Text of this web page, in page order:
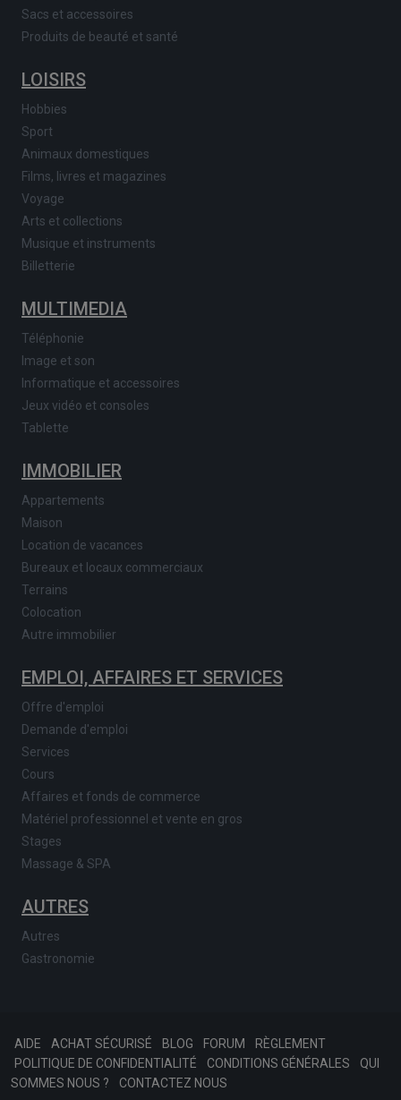
Sacs et accessoires
Produits de beauté et santé
LOISIRS
Hobbies
Sport
Animaux domestiques
Films, livres et magazines
Voyage
Arts et collections
Musique et instruments
Billetterie
MULTIMEDIA
Téléphonie
Image et son
Informatique et accessoires
Jeux vidéo et consoles
Tablette
IMMOBILIER
Appartements
Maison
Location de vacances
Bureaux et locaux commerciaux
Terrains
Colocation
Autre immobilier
EMPLOI, AFFAIRES ET SERVICES
Offre d'emploi
Demande d'emploi
Services
Cours
Affaires et fonds de commerce
Matériel professionnel et vente en gros
Stages
Massage & SPA
AUTRES
Autres
Gastronomie
AIDE ACHAT SÉCURISÉ BLOG FORUM
RÈGLEMENT
POLITIQUE DE CONFIDENTIALITÉ
CONDITIONS GÉNÉRALES
QUI
SOMMES NOUS ?
CONTACTEZ NOUS